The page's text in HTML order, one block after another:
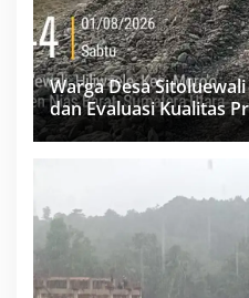
Warga Desa
dan Evaluasi Kualitas
Minim Informasi